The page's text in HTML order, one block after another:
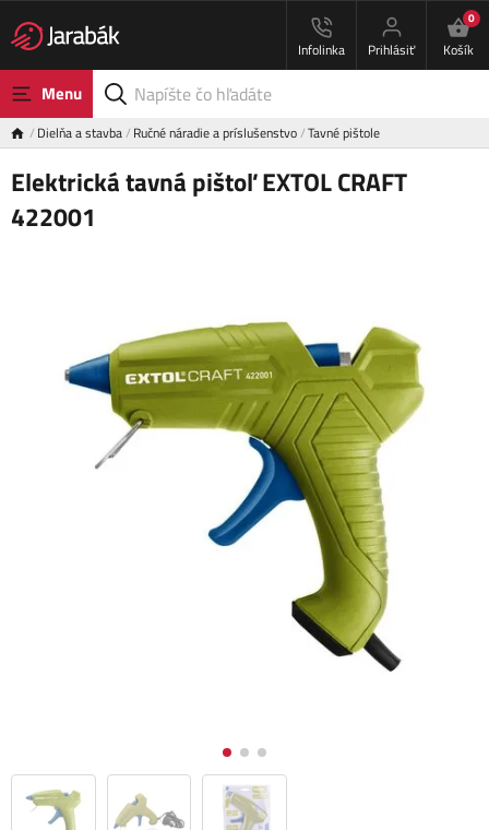
Infolinka Prihlásiť
0
Košík
Menu
Dielňa a stavba Ručné náradie a príslušenstvo Tavné pištole
Elektrická tavná pištoľ EXTOL CRAFT
422001